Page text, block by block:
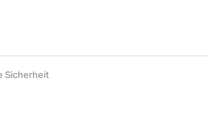
Sicherheit